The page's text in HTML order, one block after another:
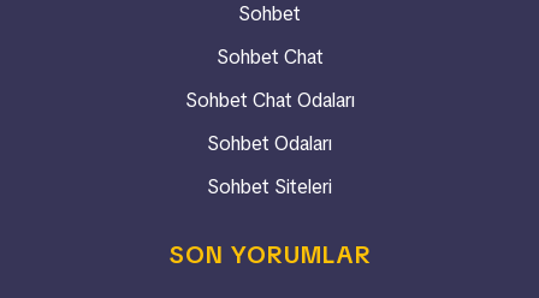
Sohbet
Sohbet Chat
Sohbet Chat Odaları
Sohbet Odaları
Sohbet Siteleri
SON YORUMLAR